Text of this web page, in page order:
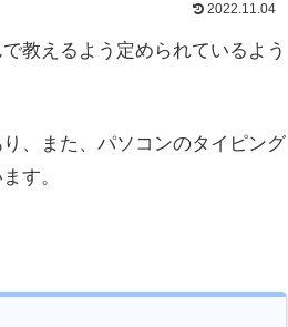
2022.11.04
教えるよう定められているよう
、また、パソコンのタイピング
す。